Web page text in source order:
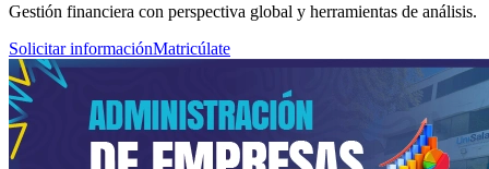
Gestión financiera con perspectiva global y herramientas de análisis.
Solicitar informaciónMatricúlate